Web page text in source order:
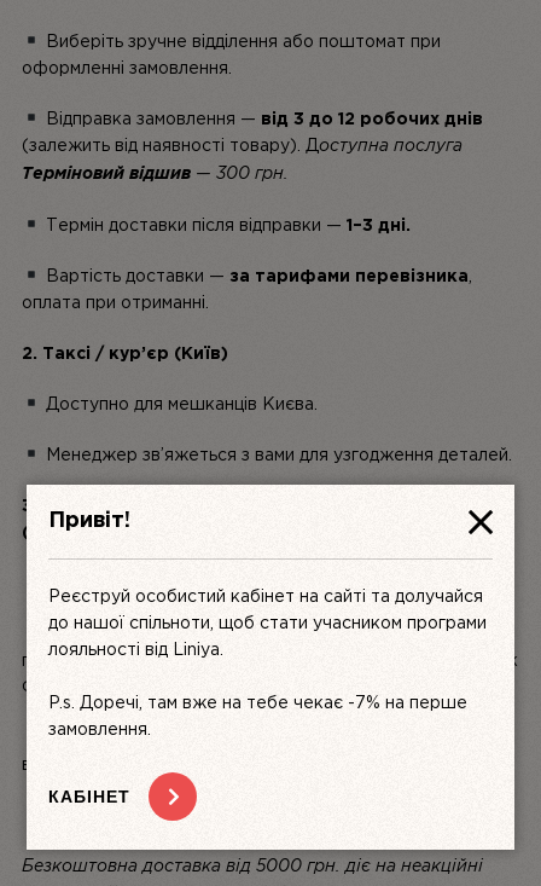
Виберіть зручне відділення або поштомат при
оформленні замовлення.
Відправка замовлення — від 3 до 12 робочих днів
(залежить від наявності товару). Д оступна послуга
Терміновий відшив — 300 грн.
Термін доставки після відправки — 1–3 дні.
Вартість доставки — за тарифами перевізника
оплата при отриманні.
2. Таксі / кур’єр (Київ)
Доступно для мешканців Києва.
Менеджер зв’яжеться з вами для узгодження деталей.
3. Meest Express / Укрпошта / Нова Пошта
(міжнародна доставка)
Вартість доставки залежить від ваги та країни
призначення — сплачується перед відправкою на рахунок
ФОП.
Можливі додаткові
вашої країни.
Термін доставки — за умовами логістичної компанії.
Безкоштовна доставка від 5000 грн. діє на неакційні
Привіт!
Реєструй особистий кабінет на сайті та долучайся
до нашої спільноти, щоб стати учасником програми
лояльності від Liniya.
P.s. Доречі, там вже на тебе чекає -7% на перше
замовлення.
КАБІНЕТ